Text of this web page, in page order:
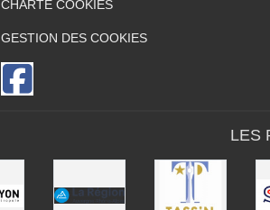
CHARTE COOKIES
GESTION DES COOKIES
LES